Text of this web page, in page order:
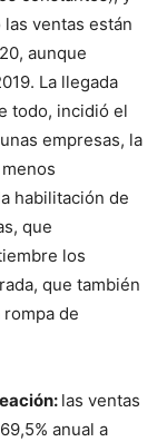
las ventas están
aunque
La llegada
todo, incidió el
empresas, la
habilitación de
que
los
que también
de
las ventas
anual a